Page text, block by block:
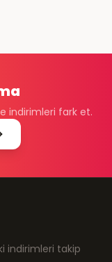
indirimleri fark et.
indirimleri takip